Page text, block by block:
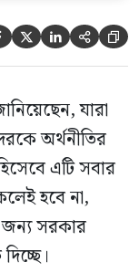
   
যারা
অর্থনীতির
এটি সবার
হবে না,
জন্য সরকার